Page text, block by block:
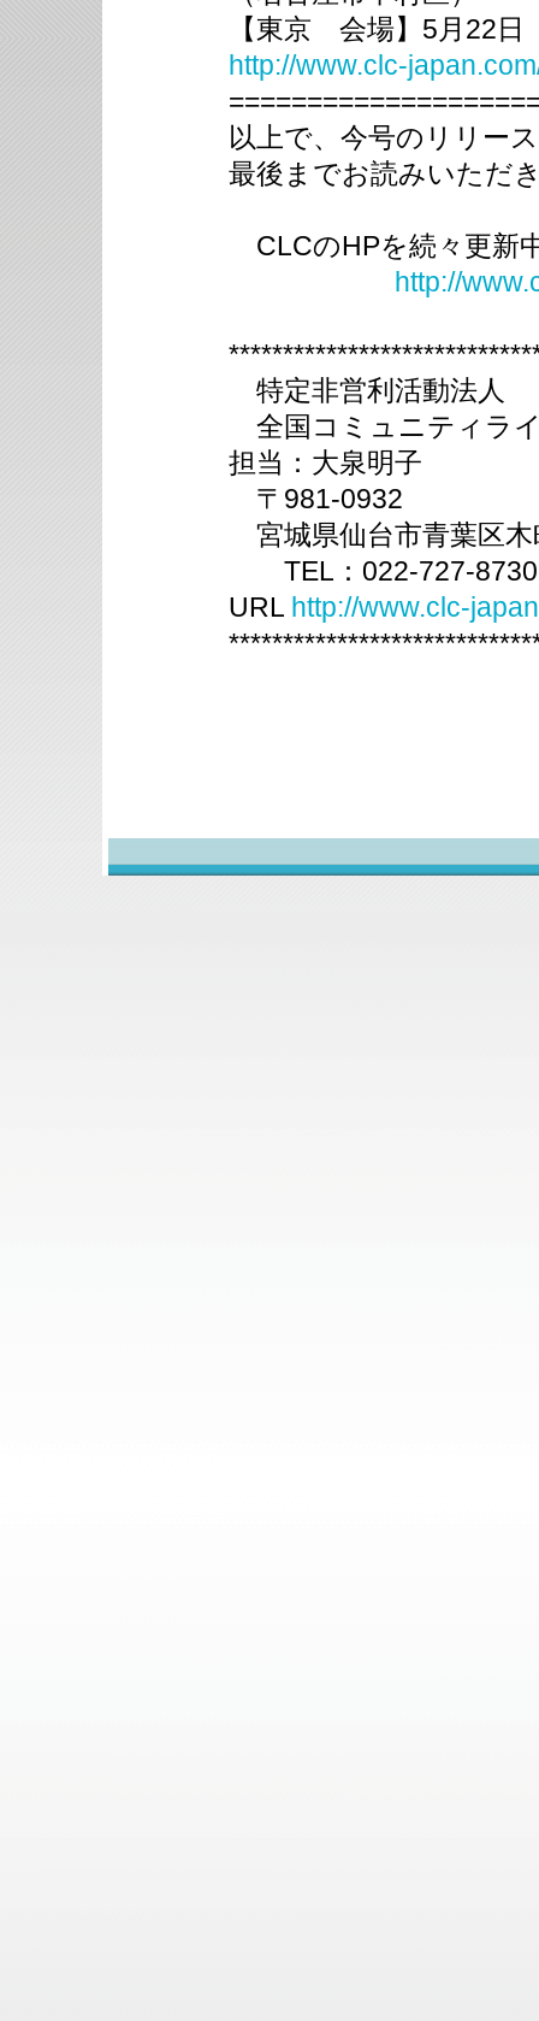
【東京 会場】5月22日
http://www.clc-
以上で、今号のリリー
最後までお読みいただ
CLCのHPを続々更新
http://
特定非営利活動法人
全国コミュニティラ
担当：大泉明子
〒981-0932
宮城県仙台市青葉区
TEL：022-727-8730
URL http://www.clc-